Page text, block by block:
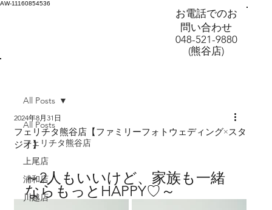
AW-11160854536
お電話でのお
問い合わせ
048-521-9880
(熊谷店)
All Posts
フェリチタ熊谷店
上尾店
浦和店
川越店
All Posts
フェリチタ熊谷店【ファミリーフォトウェディング×スタ
ジオ】
2024年8月31日
～2人もいいけど、家族も一緒
ならもっとHAPPY♡～